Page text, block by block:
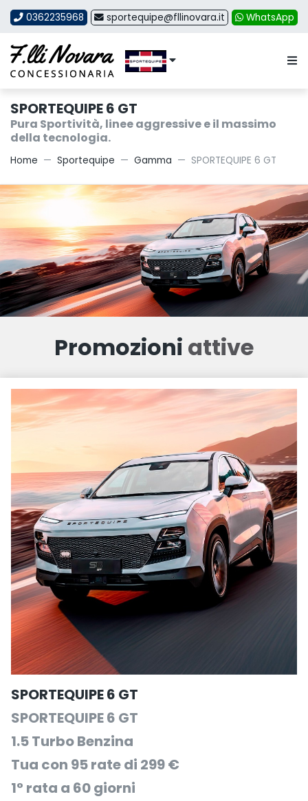
0362235968 sportequipe@fllinovara.it WhatsApp
SPORTEQUIPE 6 GT
Pura Sportività, linee aggressive e il massimo
della tecnologia.
Home Sportequipe Gamma SPORTEQUIPE 6 GT
Promozioni attive
SPORTEQUIPE 6 GT
SPORTEQUIPE 6 GT
1.5 Turbo Benzina
Tua con 95 rate di 299 €
1° rata a 60 giorni